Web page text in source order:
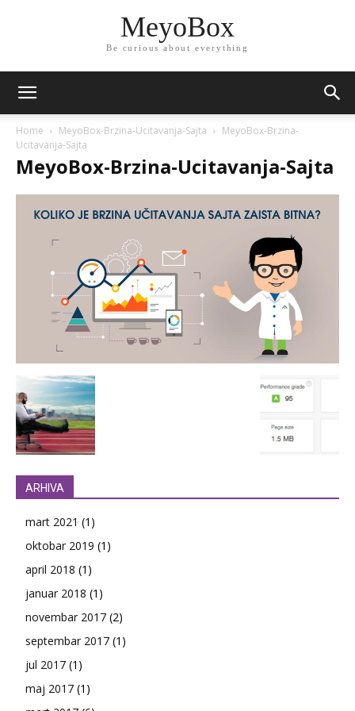
MeyoBox
Be curious about everything
Home MeyoBox-Brzina-Ucitavanja-Sajta
MeyoBox-Brzina-
Ucitavanja-Sajta
MeyoBox-Brzina-Ucitavanja-Sajta
ARHIVA
mart 2021 (1)
oktobar 2019 (1)
april 2018 (1)
januar 2018 (1)
novembar 2017 (2)
septembar 2017 (1)
jul 2017 (1)
maj 2017 (1)